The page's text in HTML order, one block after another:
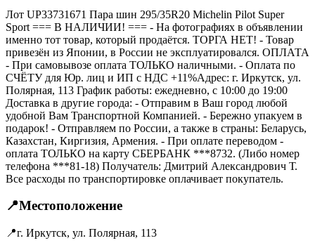
Лот UP33731671 Пара шин 295/35R20 Michelin Pilot Super
Sport === B НАЛИЧИИ! === - На фотографиях в объявлении
именно тот товар, который продаётся. ТОРГА НЕТ! - Товар
привезён из Японии, в России не эксплуатировался. ОПЛАТА
- При самовывозе оплата ТОЛЬКО наличными. - Оплата по
СЧЁТУ для Юр. лиц и ИП с НДС +11%Адрес: г. Иркутск, ул.
Полярная, 113 График работы: ежедневно, с 10:00 до 19:00
Доставка в другие города: - Отправим в Ваш город любой
удобной Вам Транспортной Компанией. - Бережно упакуем в
подарок! - Отправляем по России, а также в страны: Беларусь,
Казахстан, Киргизия, Армения. - При оплате переводом -
оплата ТОЛЬКО на карту СБЕРБАНК ***8732. (Либо номер
телефона ***81-18) Получатель: Дмитрий Александрович Т.
Все расходы по транспортировке оплачивает покупатель.
📍Местоположение
📍г. Иркутск, ул. Полярная, 113